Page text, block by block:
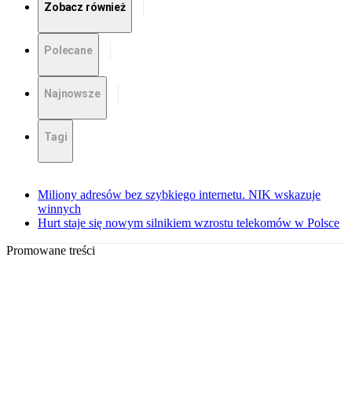
Zobacz również
Polecane
Najnowsze
Tagi
Miliony adresów bez szybkiego internetu. NIK wskazuje
winnych
Hurt staje się nowym silnikiem wzrostu telekomów w Polsce
Promowane treści